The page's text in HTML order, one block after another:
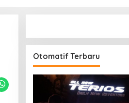
Otomatif Terbaru